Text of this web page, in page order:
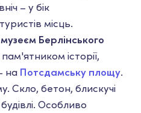
– у бік
місць.
Берлінського
історії,
на Потсдамську площу.
Скло, бетон, блискучі
Особливо